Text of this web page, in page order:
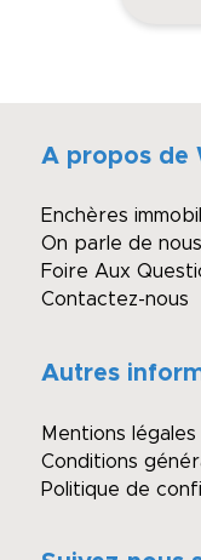
A propos de
Enchères
On parle de nous
Foire Aux
Contactez-nous
Autres
Mentions légales
Conditions
Politique de